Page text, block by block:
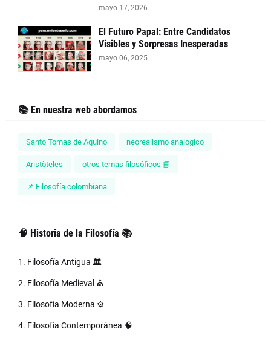
mayo 17, 2026
El Futuro Papal: Entre Candidatos
Visibles y Sorpresas Inesperadas
mayo 06, 2025
📚 En nuestra web abordamos
Santo Tomas de Aquino neorealismo analogico
Aristòteles otros temas filosóficos 📘
📌 Filosofía colombiana
🧠 Historia de la Filosofía 📚
1. Filosofía Antigua 🏛️
2. Filosofía Medieval ⛪
3. Filosofía Moderna ⚙️
4. Filosofía Contemporánea 🧠